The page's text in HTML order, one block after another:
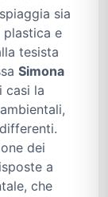
sia
plastica e
tesista
Simona
casi la
dei
a
che